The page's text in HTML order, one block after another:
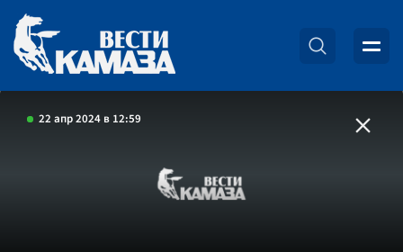
22 апр 2024 в 12:59